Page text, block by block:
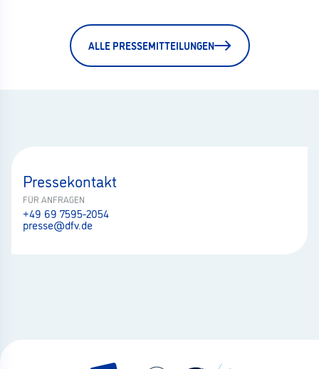
ALLE PRESSEMITTEILUNGEN
Pressekontakt
FÜR ANFRAGEN
+49 69 7595-2054
presse@dfv.de